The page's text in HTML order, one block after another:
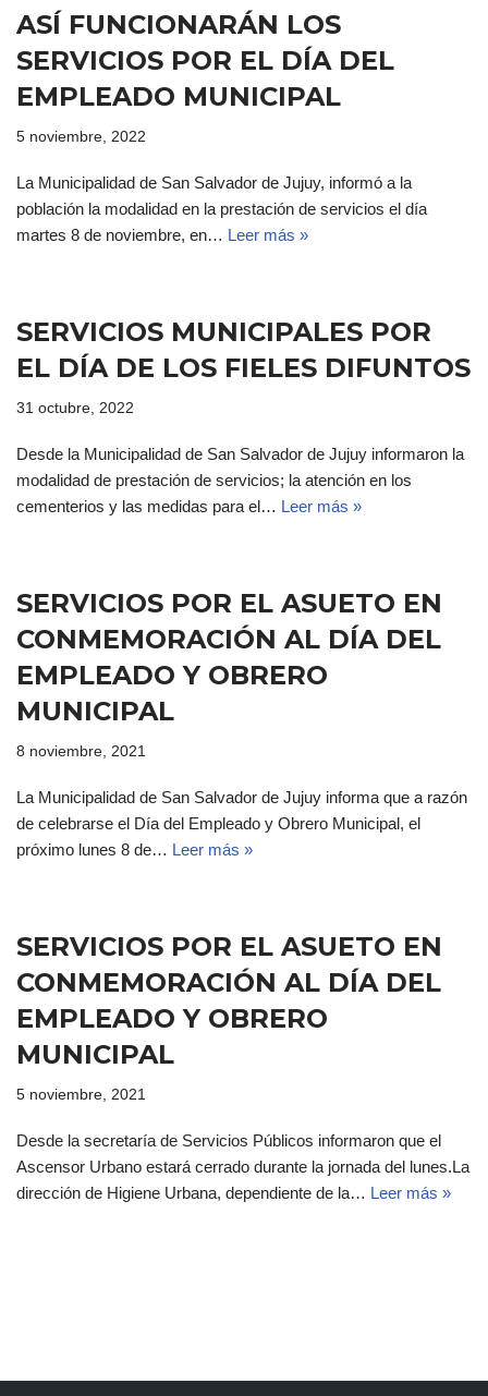
ASÍ FUNCIONARÁN LOS
SERVICIOS POR EL DÍA DEL
EMPLEADO MUNICIPAL
5 noviembre, 2022
La Municipalidad de San Salvador de Jujuy, informó a la
población la modalidad en la prestación de servicios el día
martes 8 de noviembre, en… Leer más »
SERVICIOS MUNICIPALES POR
EL DÍA DE LOS FIELES DIFUNTOS
31 octubre, 2022
Desde la Municipalidad de San Salvador de Jujuy informaron la
modalidad de prestación de servicios; la atención en los
cementerios y las medidas para el… Leer más »
SERVICIOS POR EL ASUETO EN
CONMEMORACIÓN AL DÍA DEL
EMPLEADO Y OBRERO
MUNICIPAL
8 noviembre, 2021
La Municipalidad de San Salvador de Jujuy informa que a razón
de celebrarse el Día del Empleado y Obrero Municipal, el
próximo lunes 8 de… Leer más »
SERVICIOS POR EL ASUETO EN
CONMEMORACIÓN AL DÍA DEL
EMPLEADO Y OBRERO
MUNICIPAL
5 noviembre, 2021
Desde la secretaría de Servicios Públicos informaron que el
Ascensor Urbano estará cerrado durante la jornada del lunes.La
dirección de Higiene Urbana, dependiente de la… Leer más »